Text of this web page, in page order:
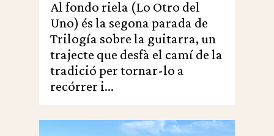
Al fondo riela (Lo Otro del
Uno) és la segona parada de
Trilogía sobre la guitarra, un
trajecte que desfà el camí de la
tradició per tornar-lo a
recórrer i...